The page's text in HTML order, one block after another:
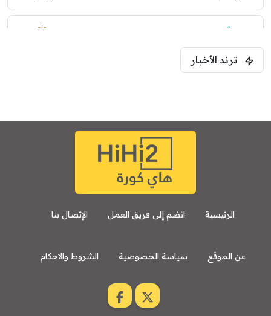
ليفربول
ترند الأخبار
الرئيسية انضم إلى فريق العمل الإتصال بنا
عن الموقع سياسة الخصوصية الشروط والاحكام